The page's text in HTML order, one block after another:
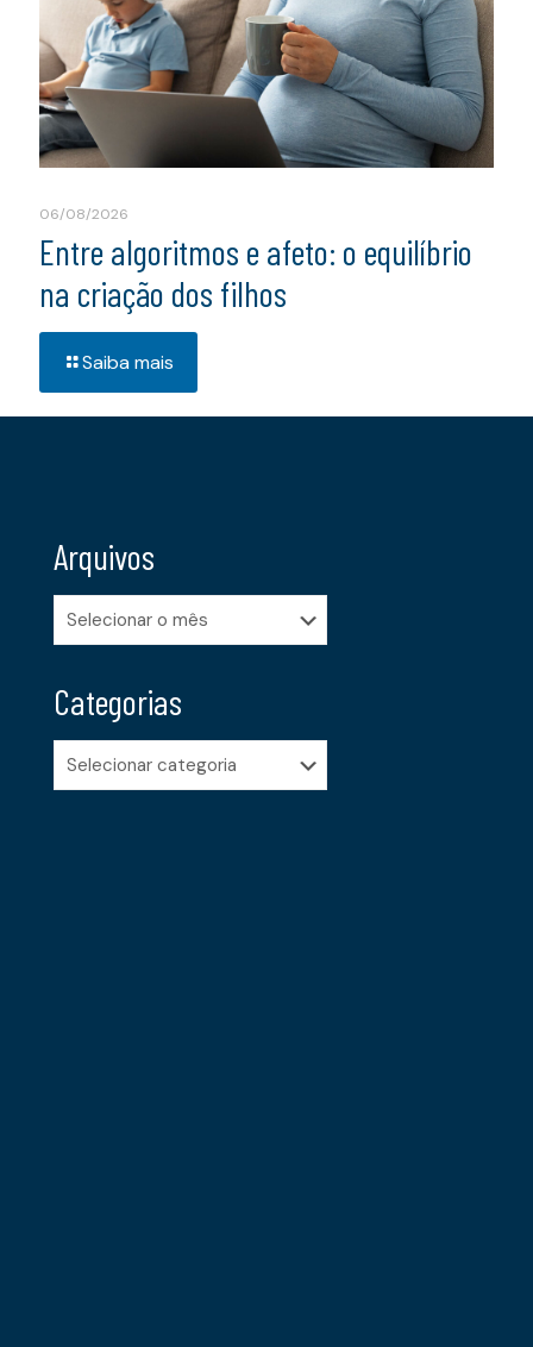
06/08/2026
Entre algoritmos e afeto: o equilíbrio
na criação dos filhos
Saiba mais
Arquivos
Arquivos
Categorias
Categorias